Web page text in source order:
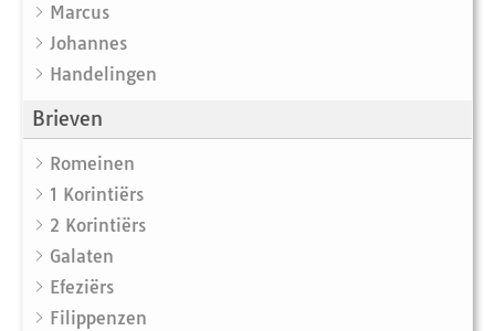
Marcus
Johannes
Handelingen
Brieven
Romeinen
1 Korintiërs
2 Korintiërs
Galaten
Efeziërs
Filippenzen